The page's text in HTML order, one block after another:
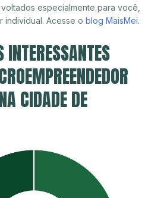
especialmente para você,
individual. Acesse o blog MaisMei.
CIDADE DE